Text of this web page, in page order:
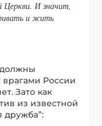
Церкви. И значит,
и жить
врагами России
Зато как
из известной
дружба”: